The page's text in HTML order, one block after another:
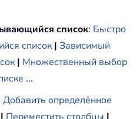
список: Быстро
список | Зависимый
| Множественный выбор
...
Добавить определённое
| Переместить столбцы |